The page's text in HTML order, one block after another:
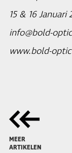
15 & 16 Januari
info@bold-
www.bold-
MEER
ARTIKELEN